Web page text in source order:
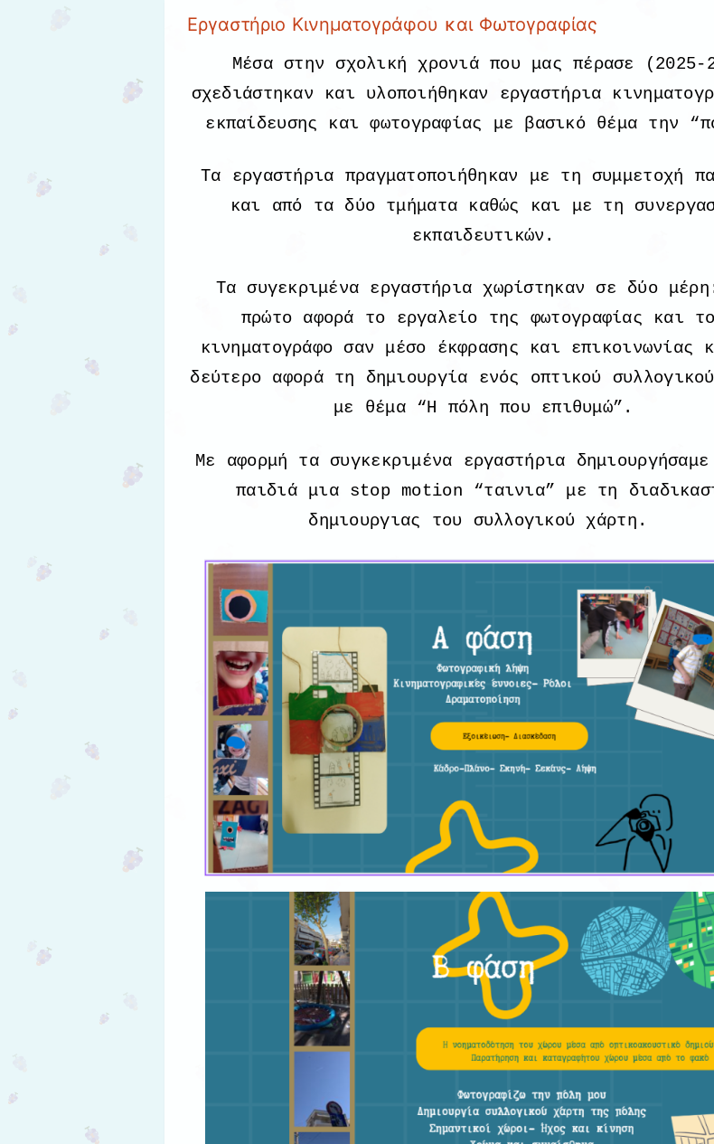
Εργαστήριο Κινηματογράφου και Φωτογραφίας
Μέσα στην σχολική χρονιά που μας πέρασε (2025-
σχεδιάστηκαν και υλοποιήθηκαν εργαστήρια
εκπαίδευσης και φωτογραφίας με βασικό θέμα την
Τα εργαστήρια πραγματοποιήθηκαν με τη συμμετοχή
και από τα δύο τμήματα καθώς και με τη
εκπαιδευτικών.
Τα συγεκριμένα εργαστήρια χωρίστηκαν σε δύο
πρώτο αφορά το εργαλείο της φωτογραφίας και
κινηματογράφο σαν μέσο έκφρασης και επικοινωνίας
δεύτερο αφορά τη δημιουργία ενός οπτικού
με θέμα “Η πόλη που επιθυμώ”.
Με αφορμή τα συγκεκριμένα εργαστήρια
παιδιά μια stop motion “ταινια” με τη
δημιουργιας του συλλογικού χάρτη.